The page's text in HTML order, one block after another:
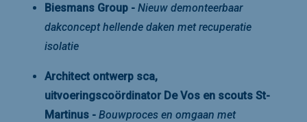
Biesmans Group - Nieuw demonteerbaar
dakconcept hellende daken met recuperatie
isolatie
Architect ontwerp sca,
uitvoeringscoördinator De Vos en scouts St-
Martinus - Bouwproces en omgaan met